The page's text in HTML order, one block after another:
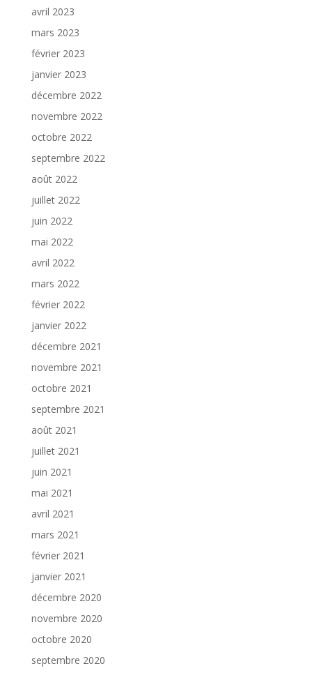
avril 2023
mars 2023
février 2023
janvier 2023
décembre 2022
novembre 2022
octobre 2022
septembre 2022
août 2022
juillet 2022
juin 2022
mai 2022
avril 2022
mars 2022
février 2022
janvier 2022
décembre 2021
novembre 2021
octobre 2021
septembre 2021
août 2021
juillet 2021
juin 2021
mai 2021
avril 2021
mars 2021
février 2021
janvier 2021
décembre 2020
novembre 2020
octobre 2020
septembre 2020